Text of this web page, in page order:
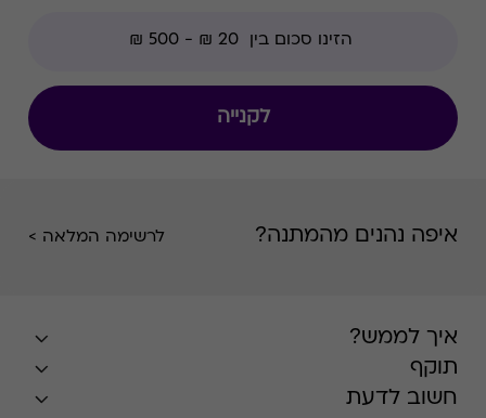
מימוש באתרי אונליין (אלא אם צויין אחרת), ובמזנוני
לקנייה
איפה נהנים מהמתנה? לרשימה המלאה >
איך לממש?
תוקף
חשוב לדעת